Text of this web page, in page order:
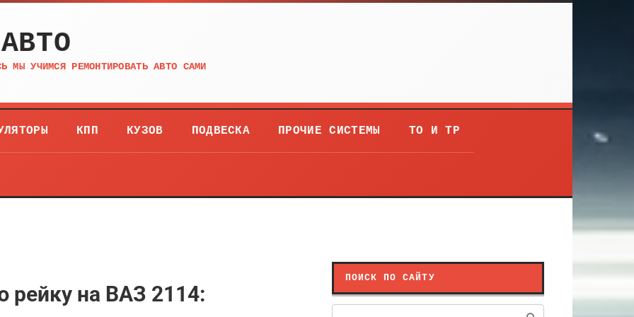
МЫ УЧИМСЯ РЕМОНТИРОВАТЬ АВТО САМИ
КПП КУЗОВ ПОДВЕСКА ПРОЧИЕ СИСТЕМЫ ТО И ТР
рейку на ВАЗ 2114:
ПОИСК ПО САЙТУ